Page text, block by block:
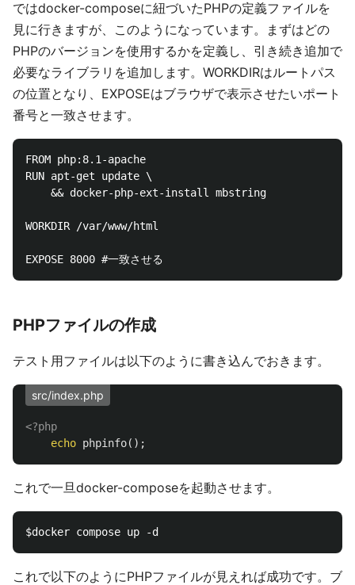
ではdocker-composeに紐づいたPHPの定義ファイルを
見に行きますが、このようになっています。まずはどの
PHPのバージョンを使用するかを定義し、引き続き追加で
必要なライブラリを追加します。WORKDIRはルートパス
の位置となり、EXPOSEはブラウザで表示させたいポート
番号と一致させます。
FROM php:8.1-apache
RUN apt-get update \
    && docker-php-ext-install mbstring
WORKDIR /var/www/html
PHPファイルの作成
テスト用ファイルは以下のように書き込んでおきます。
src/index.php
<?php
echo phpinfo();
これで一旦docker-composeを起動させます。
これで以下のようにPHPファイルが見えれば成功です。ブ